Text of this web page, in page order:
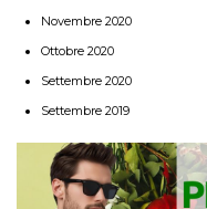
Novembre 2020
Ottobre 2020
Settembre 2020
Settembre 2019